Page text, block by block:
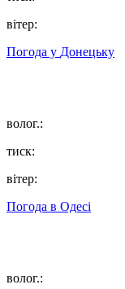
вітер:
Погода у Донецьку
волог.:
тиск:
вітер:
Погода в Одесі
волог.: